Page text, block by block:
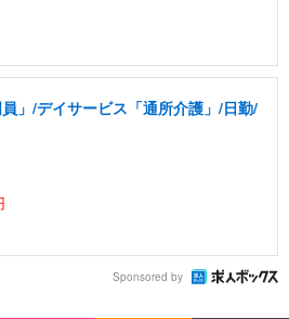
」/デイサービス「通所介護」/日勤/
Sponsored by